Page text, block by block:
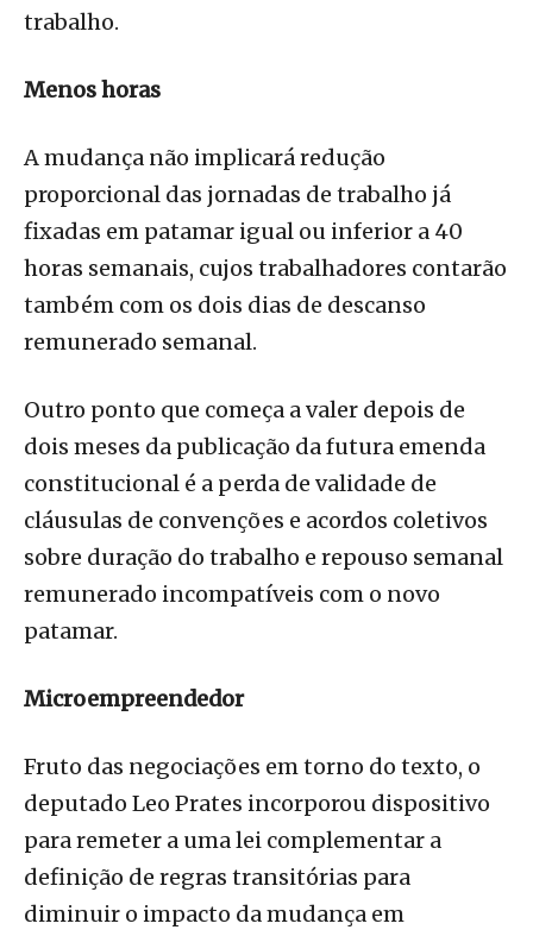
trabalho.
Menos horas
A mudança não implicará redução
proporcional das jornadas de trabalho já
fixadas em patamar igual ou inferior a 40
horas semanais, cujos trabalhadores contarão
também com os dois dias de descanso
remunerado semanal.
Outro ponto que começa a valer depois de
dois meses da publicação da futura emenda
constitucional é a perda de validade de
cláusulas de convenções e acordos coletivos
sobre duração do trabalho e repouso semanal
remunerado incompatíveis com o novo
patamar.
Microempreendedor
Fruto das negociações em torno do texto, o
deputado Leo Prates incorporou dispositivo
para remeter a uma lei complementar a
definição de regras transitórias para
diminuir o impacto da mudança em